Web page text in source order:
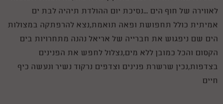
לאווירה של חוף הים ...נסיכת יום ההולדת תיהיה לבת ים
אמיתית כולל תחפושת ופאה תואמת,נצא להרפתקה במצולות
הים שם ניפגוש את חברייה של אריאל נהנה מתחרויות בים
הקסום והכל כמובן ללא מים,נצלול לחפש את הפנינים
בצדפות,נכין שרשרת פנינים וצדפים נרקוד נשיר ונעשה כיף
חיים